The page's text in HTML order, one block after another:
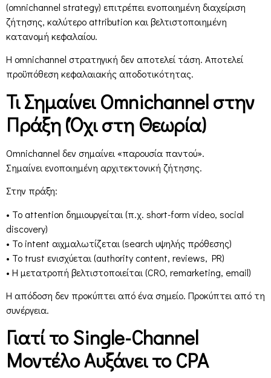
(omnichannel strategy) επιτρέπει ενοποιημένη διαχείριση
ζήτησης, καλύτερο attribution και βελτιστοποιημένη
κατανομή κεφαλαίου.
Η omnichannel στρατηγική δεν αποτελεί τάση. Αποτελεί
προϋπόθεση κεφαλαιακής αποδοτικότητας.
Τι Σημαίνει Omnichannel στην
Πράξη (Όχι στη Θεωρία)
Omnichannel δεν σημαίνει «παρουσία παντού».
Σημαίνει ενοποιημένη αρχιτεκτονική ζήτησης.
Στην πράξη:
• Το attention δημιουργείται (π.χ. short-form video, social
discovery)
• Το intent αιχμαλωτίζεται (search υψηλής πρόθεσης)
• Το trust ενισχύεται (authority content, reviews, PR)
• Η μετατροπή βελτιστοποιείται (CRO, remarketing, email)
Η απόδοση δεν προκύπτει από ένα σημείο. Προκύπτει από τη
συνέργεια.
Γιατί το Single-Channel
Μοντέλο Αυξάνει το CPA